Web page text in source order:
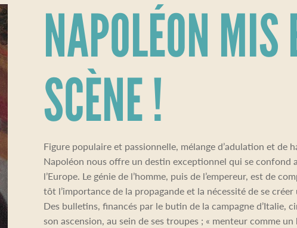
NAPOLÉON MIS
SCÈNE !
Figure populaire et passionnelle, mélange d’adulation et de
Napoléon nous offre un destin exceptionnel qui se confond
l’Europe. Le génie de l’homme, puis de l’empereur, est de
tôt l’importance de la propagande et la nécessité de se créer
Des bulletins, financés par le butin de la campagne d’Italie,
son ascension, au sein de ses troupes ; « menteur comme